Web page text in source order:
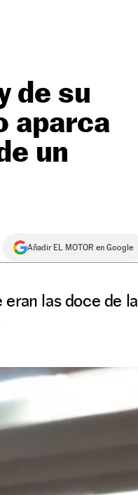
de su
aparca
un
Añadir EL MOTOR en Google
las doce de la